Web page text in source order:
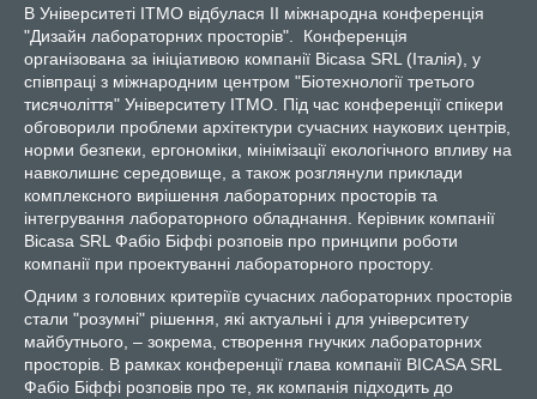
В Університеті ІТМО відбулася II міжнародна конференція
"Дизайн лабораторних просторів".
Конференція
організована за ініціативою компанії Bicasa SRL (Італія), у
співпраці з міжнародним центром "Біотехнології третього
тисячоліття" Університету ІТМО. Під час конференції спікери
обговорили проблеми архітектури сучасних наукових центрів,
норми безпеки, ергономіки, мінімізації екологічного впливу на
навколишнє середовище, а також розглянули приклади
комплексного вирішення лабораторних просторів та
інтегрування лабораторного обладнання. Керівник компанії
Bicasa SRL Фабіо Біффі розповів про принципи роботи
компанії при проектуванні лабораторного простору.
Одним з головних критеріїв сучасних лабораторних просторів
стали "розумні" рішення, які актуальні і для університету
майбутнього, – зокрема, створення гнучких лабораторних
просторів. В рамках конференції глава компанії BICASA SRL
Фабіо Біффі розповів про те, як компанія підходить до